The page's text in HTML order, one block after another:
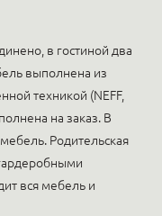
в гостиной два
выполнена из
техникой (NEFF,
на заказ. В
Родительская
вся мебель и